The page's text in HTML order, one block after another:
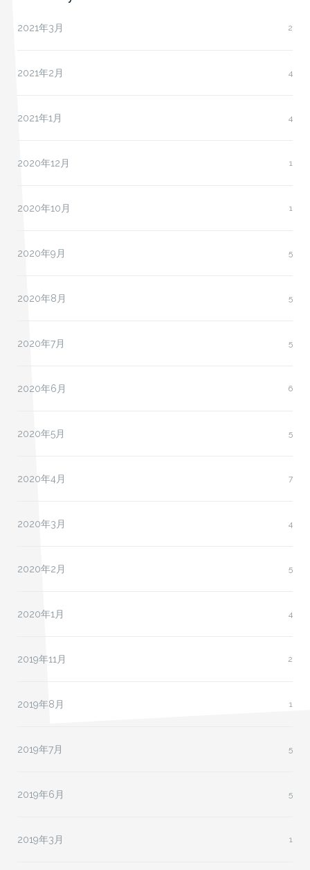
2021年3月 2
2021年2月 4
2021年1月 4
2020年12月 1
2020年10月 1
2020年9月 5
2020年8月 5
2020年7月 5
2020年6月 6
2020年5月 5
2020年4月 7
2020年3月 4
2020年2月 5
2020年1月 4
2019年11月 2
2019年8月 1
2019年7月 5
2019年6月 5
2019年3月 1